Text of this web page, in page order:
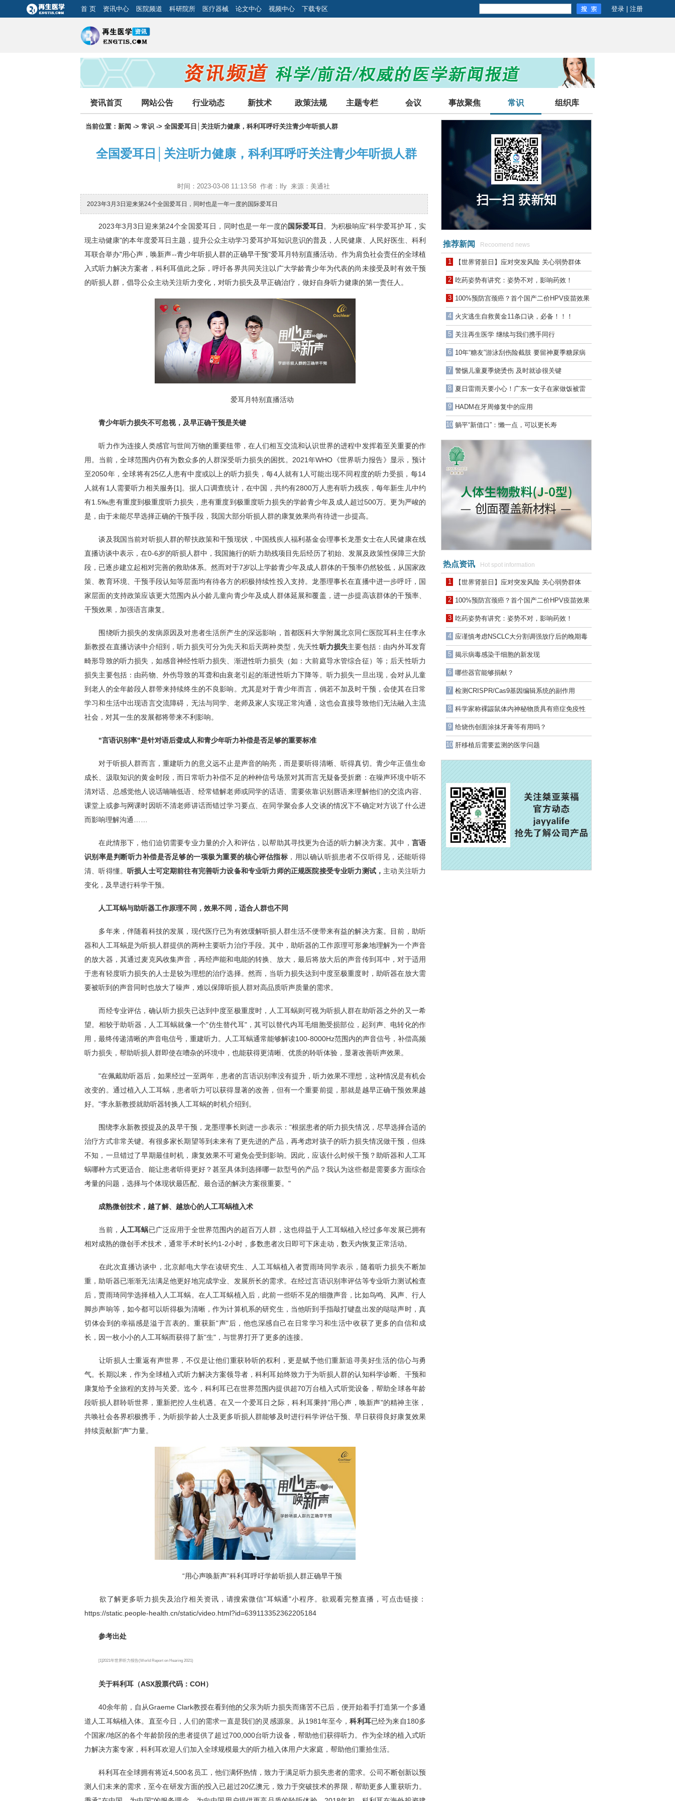
首 页 资讯中心 医院频道 科研院所 医疗器械 论文中心 视频中心 下载专区 登录| 注册
资讯首页 网站公告 行业动态 新技术 政策法规 主题专栏 会议 事故聚焦 常识 组织库
当前位置： 新闻 -> 常识 -> 全国爱耳日│关注听力健康，科利耳呼吁关注青少年听损人群
全国爱耳日│关注听力健康，科利耳呼吁关注青少年听损人群
时间：2023-03-08 11:13:58 作者：lfy 来源：美通社
2023年3月3日迎来第24个全国爱耳日，同时也是一年一度的国际爱耳日
2023年3月3日迎来第24个全国爱耳日，同时也是一年一度的国际爱耳日 。为积极响应"科学爱耳护耳，实
现主动健康"的本年度爱耳日主题，提升公众主动学习爱耳护耳知识意识的普及，人民健康、人民好医生、科利
耳联合举办"用心声，唤新声--青少年听损人群的正确早干预"爱耳月特别直播活动。作为肩负社会责任的全球植
入式听力解决方案者，科利耳值此之际，呼吁各界共同关注以广大学龄青少年为代表的尚未接受及时有效干预
的听损人群，倡导公众主动关注听力变化，对听力损失及早正确治疗，做好自身听力健康的第一责任人。
爱耳月特别直播活动
青少年听力损失不可忽视，及早正确干预是关键
听力作为连接人类感官与世间万物的重要纽带，在人们相互交流和认识世界的进程中发挥着至关重要的作
用。当前，全球范围内仍有为数众多的人群深受听力损失的困扰。2021年WHO《世界听力报告》显示，预计
至2050年，全球将有25亿人患有中度或以上的听力损失，每4人就有1人可能出现不同程度的听力受损，每14
人就有1人需要听力相关服务[1]。据人口调查统计，在中国，共约有2800万人患有听力残疾，每年新生儿中约
有1.5‰患有重度到极重度听力损失，患有重度到极重度听力损失的学龄青少年及成人超过500万。更为严峻的
是，由于未能尽早选择正确的干预手段，我国大部分听损人群的康复效果尚有待进一步提高。
谈及我国当前对听损人群的帮扶政策和干预现状，中国残疾人福利基金会理事长龙墨女士在人民健康在线
直播访谈中表示，在0-6岁的听损人群中，我国施行的听力助残项目先后经历了初始、发展及政策性保障三大阶
段，已逐步建立起相对完善的救助体系。然而对于7岁以上学龄青少年及成人群体的干预率仍然较低，从国家政
策、教育环境、干预手段认知等层面均有待各方的积极持续性投入支持。龙墨理事长在直播中进一步呼吁，国
家层面的支持政策应该更大范围内从小龄儿童向青少年及成人群体延展和覆盖，进一步提高该群体的干预率、
干预效果，加强语言康复。
围绕听力损失的发病原因及对患者生活所产生的深远影响，首都医科大学附属北京同仁医院耳科主任李永
新教授在直播访谈中介绍到，听力损失可分为先天和后天两种类型，先天性 听力损失主要包括：由内外耳发育
畸形导致的听力损失，如感音神经性听力损失、渐进性听力损失（如：大前庭导水管综合征）等；后天性听力
损失主要包括：由药物、外伤导致的耳聋和由衰老引起的渐进性听力下降等。听力损失一旦出现，会对从儿童
到老人的全年龄段人群带来持续终生的不良影响。尤其是对于青少年而言，倘若不加及时干预，会使其在日常
学习和生活中出现语言交流障碍，无法与同学、老师及家人实现正常沟通，这也会直接导致他们无法融入主流
社会，对其一生的发展都将带来不利影响。
"言语识别率"是针对语后聋成人和青少年听力补偿是否足够的重要标准
对于听损人群而言，重建听力的意义远不止是声音的响亮，而是要听得清晰、听得真切。青少年正值生命
成长、汲取知识的黄金时段，而日常听力补偿不足的种种信号场景对其而言无疑备受折磨：在噪声环境中听不
清对话、总感觉他人说话喃喃低语、经常错解老师或同学的话语、需要依靠识别唇语来理解他们的交流内容、
课堂上或参与网课时因听不清老师讲话而错过学习要点、在同学聚会多人交谈的情况下不确定对方说了什么进
而影响理解沟通……
在此情形下，他们迫切需要专业力量的介入和评估，以帮助其寻找更为合适的听力解决方案。其中， 言语
识别率是判断听力补偿是否足够的一项极为重要的核心评估指标 ，用以确认听损患者不仅听得见，还能听得
清、听得懂。
听损人士可定期前往有完善听力设备和专业听力师的正规医院接受专业听力测试， 主动关注听力
变化，及早进行科学干预。
人工耳蜗与助听器工作原理不同，效果不同，适合人群也不同
多年来，伴随着科技的发展，现代医疗已为有效缓解听损人群生活不便带来有益的解决方案。目前，助听
器和人工耳蜗是为听损人群提供的两种主要听力治疗手段。其中，助听器的工作原理可形象地理解为一个声音
的放大器，其通过麦克风收集声音，再经声能和电能的转换、放大，最后将放大后的声音传到耳中，对于适用
于患有轻度听力损失的人士是较为理想的治疗选择。然而，当听力损失达到中度至极重度时，助听器在放大需
要被听到的声音同时也放大了噪声，难以保障听损人群对高品质听声质量的需求。
而经专业评估，确认听力损失已达到中度至极重度时，人工耳蜗则可视为听损人群在助听器之外的又一希
望。相较于助听器，人工耳蜗就像一个"仿生替代耳"，其可以替代内耳毛细胞受损部位，起到声、电转化的作
用，最终传递清晰的声音电信号，重建听力。人工耳蜗通常能够解读100-8000Hz范围内的声音信号，补偿高频
听力损失，帮助听损人群即使在嘈杂的环境中，也能获得更清晰、优质的聆听体验，显著改善听声效果。
"在佩戴助听器后，如果经过一至两年，患者的言语识别率没有提升，听力效果不理想，这种情况是有机会
改变的。通过植入人工耳蜗，患者听力可以获得显著的改善，但有一个重要前提，那就是越早正确干预效果越
好。"李永新教授就助听器转换人工耳蜗的时机介绍到。
围绕李永新教授提及的及早干预，龙墨理事长则进一步表示："根据患者的听力损失情况，尽早选择合适的
治疗方式非常关键。有很多家长期望等到未来有了更先进的产品，再考虑对孩子的听力损失情况做干预，但殊
不知，一旦错过了早期最佳时机，康复效果不可避免会受到影响。因此，应该什么时候干预？助听器和人工耳
蜗哪种方式更适合、能让患者听得更好？甚至具体到选择哪一款型号的产品？我认为这些都是需要多方面综合
考量的问题，选择与个体现状最匹配、最合适的解决方案很重要。"
成熟微创技术，越了解、越放心的人工耳蜗植入术
当前， 人工耳蜗已广泛应用于全世界范围内的超百万人群，这也得益于人工耳蜗植入经过多年发展已拥有
相对成熟的微创手术技术，通常手术时长约1-2小时，多数患者次日即可下床走动，数天内恢复正常活动。
在此次直播访谈中，北京邮电大学在读研究生、人工耳蜗植入者贾雨琦同学表示，随着听力损失不断加
重，助听器已渐渐无法满足他更好地完成学业、发展所长的需求。在经过言语识别率评估等专业听力测试检查
后，贾雨琦同学选择植入人工耳蜗。在人工耳蜗植入后，此前一些听不见的细微声音，比如鸟鸣、风声、行人
脚步声响等，如今都可以听得极为清晰，作为计算机系的研究生，当他听到手指敲打键盘出发的哒哒声时，真
切体会到的幸福感是溢于言表的。重获新"声"后，他也深感自己在日常学习和生活中收获了更多的自信和成
长，因一枚小小的人工耳蜗而获得了新"生"，与世界打开了更多的连接。
让听损人士重返有声世界，不仅是让他们重获聆听的权利，更是赋予他们重新追寻美好生活的信心与勇
气。长期以来，作为全球植入式听力解决方案领导者，科利耳始终致力于为听损人群的认知科学诊断、干预和
康复给予全旅程的支持与关爱。迄今，科利耳已在世界范围内提供超70万台植入式听觉设备，帮助全球各年龄
段听损人群聆听世界，重新把控人生机遇。在又一个爱耳日之际，科利耳秉持"用心声，唤新声"的精神主张，
共唤社会各界积极携手，为听损学龄人士及更多听损人群能够及时进行科学评估干预、早日获得良好康复效果
持续贡献新"声"力量。
“用心声唤新声”科利耳呼吁学龄听损人群正确早干预
欲了解更多听力损失及治疗相关资讯，请搜索微信"耳蜗通"小程序。欲观看完整直播，可点击链接：
https://static.people-health.cn/static/video.html?id=639113352362205184
参考出处
[1]2021年世界听力报告(World Report on Hearing 2021)
关于科利耳（ASX股票代码：COH）
40余年前，自从Graeme Clark教授在看到他的父亲为听力损失而痛苦不已后，便开始着手打造第一个多通
道人工耳蜗植入体。直至今日，人们的需求一直是我们的灵感源泉。从1981年至今，科利耳已经为来自180多
个国家/地区的各个年龄阶段的患者提供了超过700,000台听力设备，帮助他们获得听力。作为全球的植入式听
力解决方案专家，科利耳欢迎人们加入全球规模最大的听力植入体用户大家庭，帮助他们重拾生活。
科利耳在全球拥有将近4,500名员工，他们满怀热情，致力于满足听力损失患者的需求。公司不断创新以预
测人们未来的需求，至今在研发方面的投入已超过20亿澳元，致力于突破技术的界限，帮助更多人重获听力。
推荐新闻 Recoomend news
1 【世界肾脏日】应对突发风险 关心弱势群体
2 吃药姿势有讲究：姿势不对，影响药效！
3 100%预防宫颈癌？首个国产二价HPV疫苗效果
惊人
4 火灾逃生自救黄金11条口诀，必备！！！
5 关注再生医学 继续与我们携手同行
6 10年“糖友”游泳刮伤险截肢 要留神夏季糖尿病
足高发
7 警惕儿童夏季烧烫伤 及时就诊很关键
8 夏日雷雨天要小心！广东一女子在家做饭被雷
劈，烧伤高达三度！
9 HADM在牙周修复中的应用
10 躺平“新借口”：懒一点，可以更长寿
热点资讯 Hot spot information
1 【世界肾脏日】应对突发风险 关心弱势群体
2 100%预防宫颈癌？首个国产二价HPV疫苗效果
惊人
3 吃药姿势有讲究：姿势不对，影响药效！
4 应谨慎考虑NSCLC大分割调强放疗后的晚期毒
性
5 揭示病毒感染干细胞的新发现
6 哪些器官能够捐献？
7 检测CRISPR/Cas9基因编辑系统的副作用
8 科学家称裸鼹鼠体内神秘物质具有癌症免疫性
9 给烧伤创面涂抹牙膏等有用吗？
10 肝移植后需要监测的医学问题